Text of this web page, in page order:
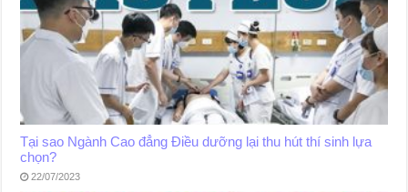
Tại sao Ngành Cao đẳng Điều dưỡng lại thu hút thí sinh lựa
chọn?
22/07/2023